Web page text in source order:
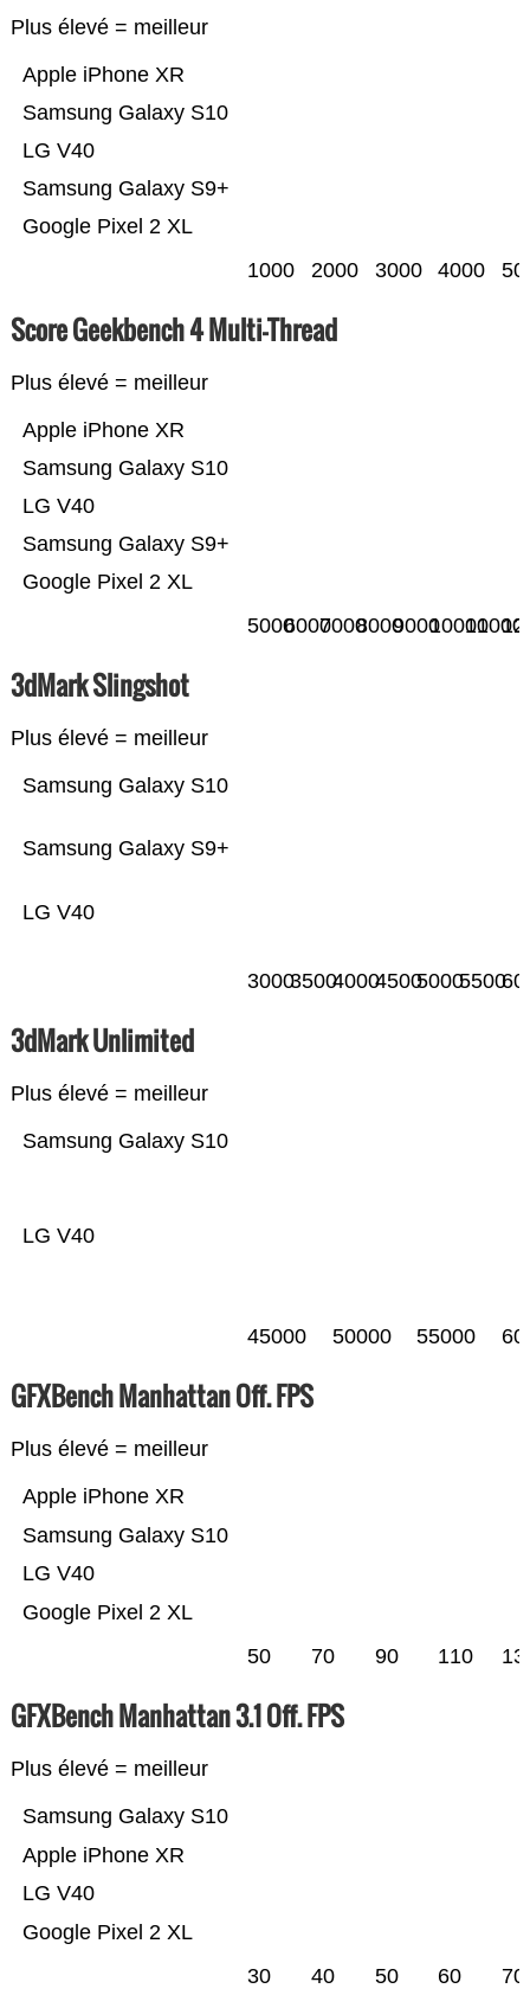
Plus élevé = meilleur
Google Pixel 2 XL
Samsung Galaxy S9+
LG V40
Samsung Galaxy S10
Apple iPhone XR
1000 2000 3000 4000
Score Geekbench 4 Multi-Thread
Plus élevé = meilleur
Google Pixel 2 XL
Samsung Galaxy S9+
LG V40
Samsung Galaxy S10
Apple iPhone XR
500060007000800090001000011000
3dMark Slingshot
Plus élevé = meilleur
LG V40
Samsung Galaxy S9+
Samsung Galaxy S10
300035004000450050005500
3dMark Unlimited
Plus élevé = meilleur
LG V40
Samsung Galaxy S10
45000 50000 55000
GFXBench Manhattan Off. FPS
Plus élevé = meilleur
Google Pixel 2 XL
LG V40
Samsung Galaxy S10
Apple iPhone XR
50 70 90 110
GFXBench Manhattan 3.1 Off. FPS
Plus élevé = meilleur
Google Pixel 2 XL
LG V40
Apple iPhone XR
Samsung Galaxy S10
30 40 50 60 70